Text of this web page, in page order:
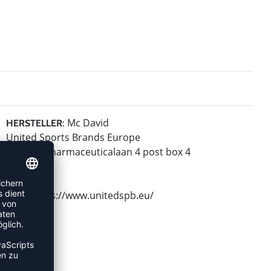
HERSTELLER: Mc David
United Sports Brands Europe
Janssen-Pharmaceuticalaan 4 post box 4
2440 Geel
Belgium
Web: https://www.unitedspb.eu/